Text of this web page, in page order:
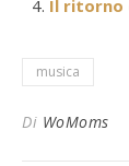
Il ritorno
musica
Di WoMoms